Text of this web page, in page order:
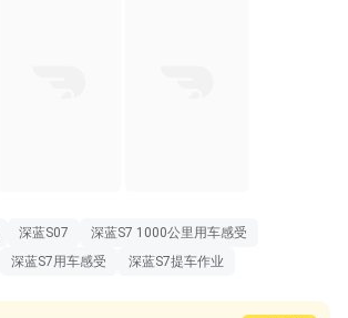
深蓝S07
深蓝S7 1000公里用车感受
深蓝S7用车感受 深蓝S7提车作业